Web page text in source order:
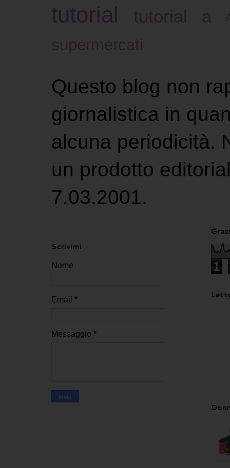
tutorial tutorial a
Questo blog non
giornalistica in
alcuna periodicità.
un prodotto
7.03.2001.
Scrivimi
Nome
Email *
Messaggio *
1